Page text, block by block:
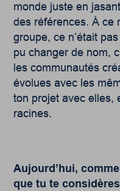
monde juste en
des références. À ce
groupe, ce n’était
pu changer de nom,
les communautés
évolues avec les
ton projet avec elles,
racines.
Aujourd’hui,
que tu te